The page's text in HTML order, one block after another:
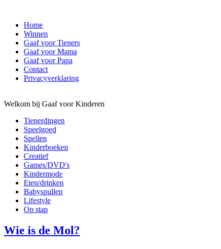
Home
Winnen
Gaaf voor Tieners
Gaaf voor Mama
Gaaf voor Papa
Contact
Privacyverklaring
Welkom bij Gaaf voor Kinderen
Tienerdingen
Speelgoed
Spellen
Kinderboeken
Creatief
Games/DVD's
Kindermode
Eten/drinken
Babyspullen
Lifestyle
Op stap
Wie is de Mol?